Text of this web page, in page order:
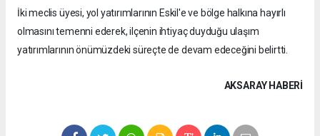
İki meclis üyesi, yol yatırımlarının Eskil'e ve bölge halkına hayırlı
olmasını temenni ederek, ilçenin ihtiyaç duyduğu ulaşım
yatırımlarının önümüzdeki süreçte de devam edeceğini belirtti.
AKSARAY HABERİ